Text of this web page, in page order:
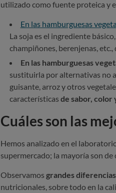
utilizado como fuente proteica y
En las hamburguesas
La soja es el ingrediente
champiñones, berenjenas, etc.,
En las hamburguesas
sustituirla por alternativas no
guisante, arroz y otros
características de sabor, color
Cuáles son las
Hemos analizado en el
supermercado; la mayoría son de
Observamos grandes
nutricionales, sobre todo en la